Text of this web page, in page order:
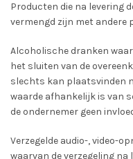
Producten die na levering
vermengd zijn met andere
Alcoholische dranken
het sluiten van de
slechts kan plaatsvinden
waarde afhankelijk is van
de ondernemer geen
Verzegelde audio-, video-
waarvan de verzegeling na